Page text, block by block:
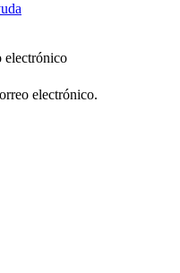
electrónico
electrónico.